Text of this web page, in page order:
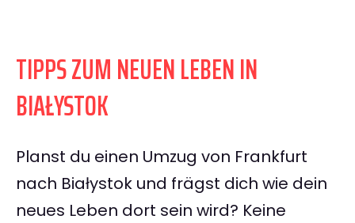
TIPPS ZUM NEUEN LEBEN IN
BIAŁYSTOK
Planst du einen Umzug von Frankfurt
nach Białystok und frägst dich wie dein
neues Leben dort sein wird? Keine